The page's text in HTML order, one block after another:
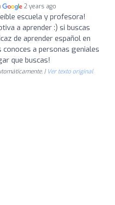
2 years ago
escuela y profesora!
a aprender :) si buscas
de aprender español en
a personas geniales
que buscas!
| Ver texto original